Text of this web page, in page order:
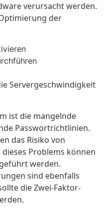
verursacht werden.
der
Servergeschwindigkeit
ist die mangelnde
Passwortrichtlinien.
das Risiko von
Problems können
werden.
sind ebenfalls
die Zwei-Faktor-